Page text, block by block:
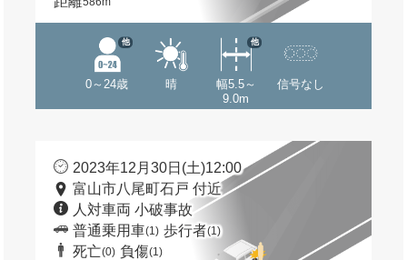
0～24歳
他
晴
幅5.5～
9.0m
他
信号なし
2023年12月30日(土)12:00
富山市八尾町石戸 付近
人対車両 小破事故
普通乗用車(1) 歩行者(1)
死亡(0) 負傷(1)